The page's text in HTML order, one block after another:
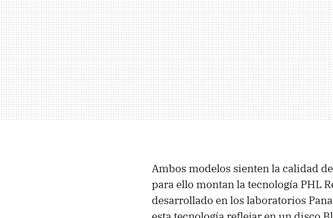
Ambos modelos sienten la calidad
para ello montan la tecnología PHL
desarrollado en los laboratorios